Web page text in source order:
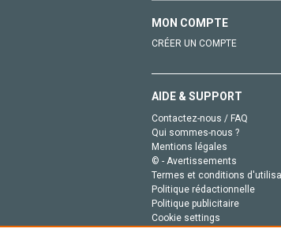
MON COMPTE
CRÉER UN COMPTE
AIDE & SUPPORT
Contactez-nous / FAQ
Qui sommes-nous ?
Mentions légales
© - Avertissements
Termes et conditions
Politique rédactionnelle
Politique publicitaire
Cookie settings